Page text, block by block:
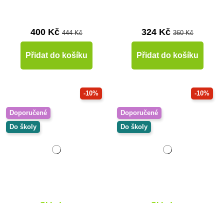
400 Kč 444 Kč
Přidat do košíku
324 Kč 360 Kč
Přidat do košíku
-10%
Doporučené
Do školy
-10%
Doporučené
Do školy